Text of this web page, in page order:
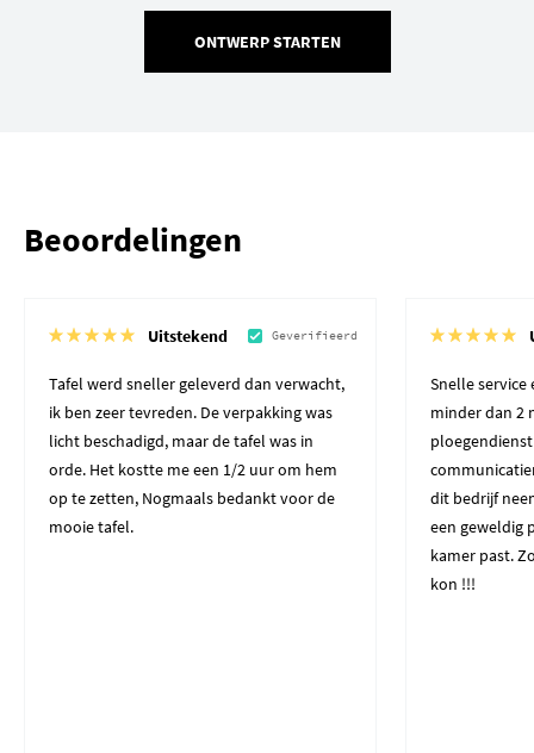
ONTWERP STARTEN
Beoordelingen
Uitstekend Geverifieerd
Tafel werd sneller geleverd dan verwacht,
ik ben zeer tevreden. De verpakking was
licht beschadigd, maar de tafel was in
orde. Het kostte me een 1/2 uur om hem
op te zetten, Nogmaals bedankt voor de
mooie tafel.
Snelle service
minder dan 2
dit bedrijf
een geweldig
kamer past.
kon !!!